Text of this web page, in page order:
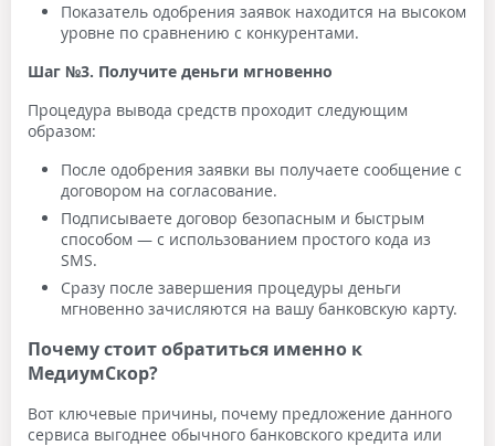
Показатель одобрения заявок находится на высоком
уровне по сравнению с конкурентами.
Шаг №3. Получите деньги мгновенно
Процедура вывода средств проходит следующим
образом:
После одобрения заявки вы получаете сообщение с
договором на согласование.
Подписываете договор безопасным и быстрым
способом — с использованием простого кода из
SMS.
Сразу после завершения процедуры деньги
мгновенно зачисляются на вашу банковскую карту.
Почему стоит обратиться именно к
МедиумСкор?
Вот ключевые причины, почему предложение данного
сервиса выгоднее обычного банковского кредита или